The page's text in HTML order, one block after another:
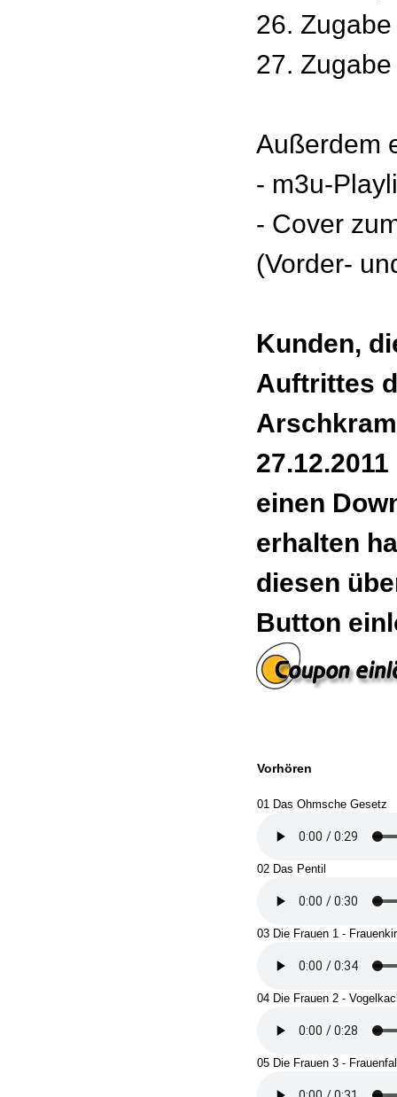
26.
27.
Außerdem
- m3u-
- Cover
(Vorder-
Kunden,
Auftrittes
einen
erhalten
diesen
Button
Vorhören
01 Das Ohmsche Gesetz
02 Das Pentil
03 Die Frauen 1 -
04 Die Frauen 2 -
05 Die Frauen 3 -